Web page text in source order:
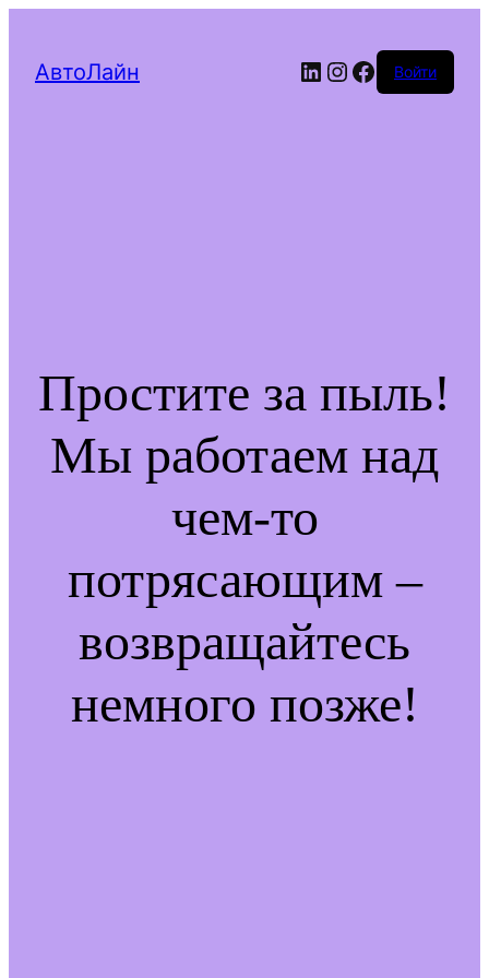
АвтоЛайн LinkedIn
Instagram
Facebook
Войти
Простите за пыль!
Мы работаем над
чем-то
потрясающим –
возвращайтесь
немного позже!